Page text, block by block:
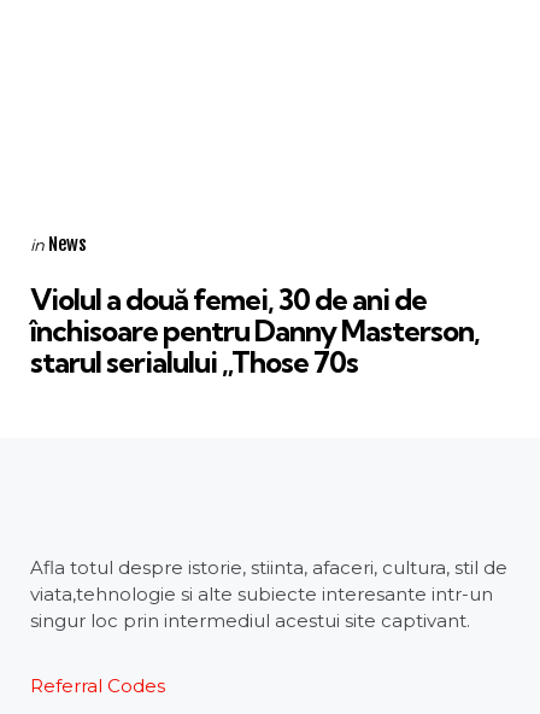
Categories
Posted
in News
Violul a două femei, 30 de ani de
închisoare pentru Danny Masterson,
starul serialului „Those 70s
Afla totul despre istorie, stiinta, afaceri, cultura, stil de
viata,tehnologie si alte subiecte interesante intr-un
singur loc prin intermediul acestui site captivant.
Referral Codes